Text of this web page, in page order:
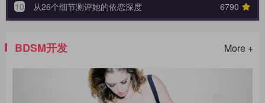
6790
10 从26个细节测评她的依恋深度
BDSM开发 More +